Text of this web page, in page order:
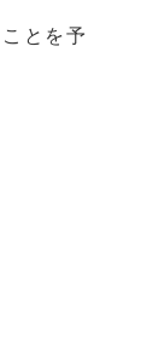
とを予